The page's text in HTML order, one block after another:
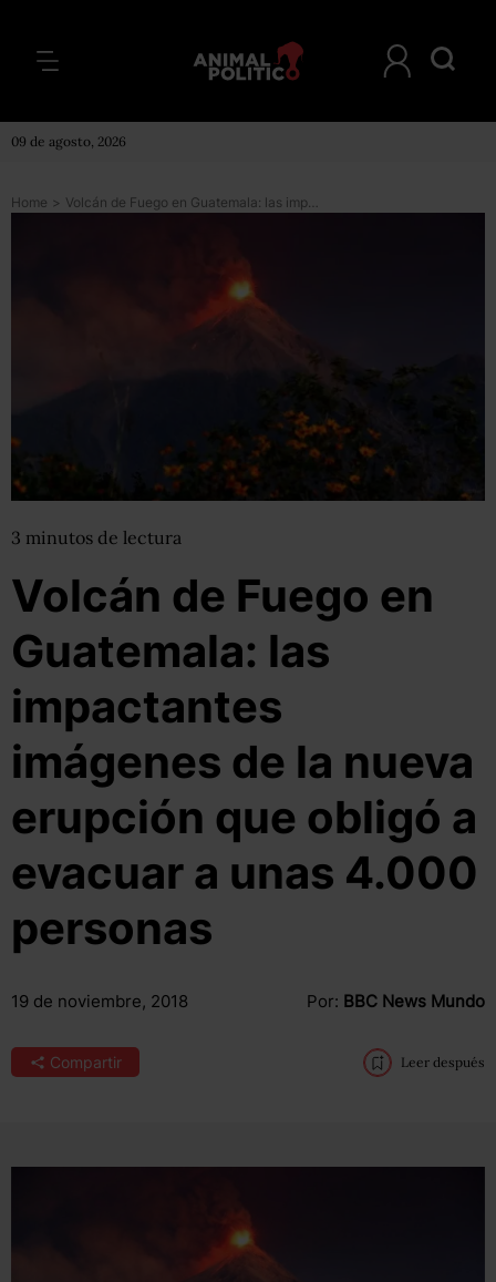
09 de agosto, 2026
Home > Volcán de Fuego en Guatemala: las impactantes imágenes de la nueva erupción que obligó a evacuar a unas 4.000 personas
3 minutos de lectura
Volcán de Fuego en
Guatemala: las
impactantes
imágenes de la nueva
erupción que obligó a
evacuar a unas 4.000
personas
19 de noviembre, 2018 Por: BBC News Mundo
Compartir Leer después